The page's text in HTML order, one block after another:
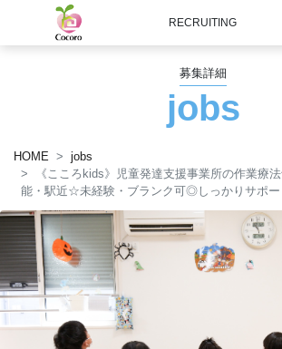
RECRUITING
募集詳細
jobs
HOME
jobs
《こころkids》児童発達支援事業所の作業療
能・駅近☆未経験・ブランク可◎しっかりサポー